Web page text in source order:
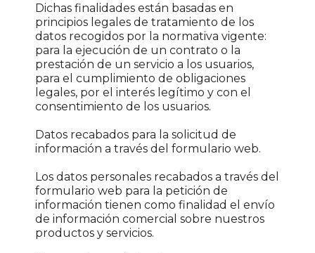
Dichas finalidades están basadas en
principios legales de tratamiento de los
datos recogidos por la normativa vigente:
para la ejecución de un contrato o la
prestación de un servicio a los usuarios,
para el cumplimiento de obligaciones
legales, por el interés legítimo y con el
consentimiento de los usuarios.
Datos recabados para la solicitud de
información a través del formulario web.
Los datos personales recabados a través del
formulario web para la petición de
información tienen como finalidad el envío
de información comercial sobre nuestros
productos y servicios.